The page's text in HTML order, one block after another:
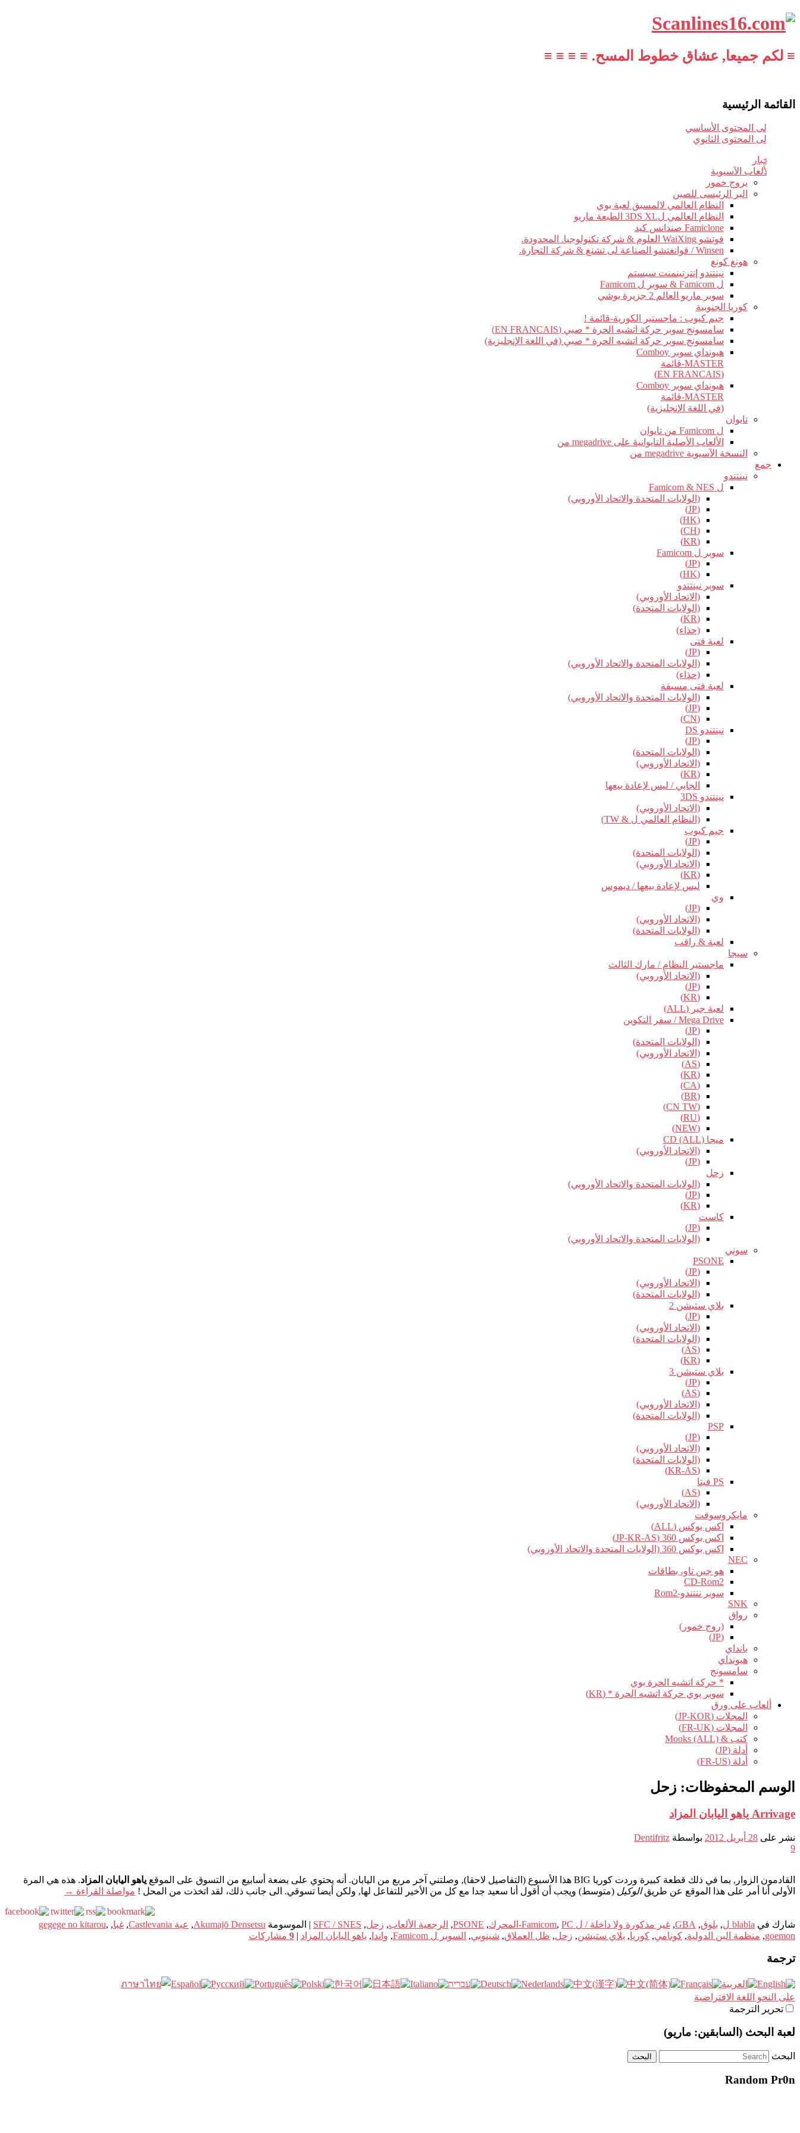
≡ لكم جميعا, عشاق خطوط المسح. ≡ ≡ ≡ ≡
القائمة الرئيسية
تخطي إلى المحتوى الأساسي
تخطي إلى المحتوى الثانوي
أخبار
الألعاب الآسيوية
يروج خمور
البر الرئيسى للصين
النظام العالمي لالمسبق لعبة بوي
النظام العالمي ل3DS XL الطبعة ماريو
Famiclone صندانس كيد
فوتشو WaiXing العلوم & شركة تكنولوجيا. المحدودة.
Winsen / قوانغتشو الصناعة لى تشنغ & شركة التجارة.
هونغ كونغ
نينتندو إنترتينمنت سيستم
ل Famicom & سوبر ل Famicom
سوبر ماريو العالم 2 جزيرة يوشي
كوريا الجنوبية
جيم كيوب : ماجستير الكورية-قائمة !
سامسونج سوبر حركة اتشيه الحرة * صبي (EN FRANCAIS)
سامسونج سوبر حركة اتشيه الحرة * صبي (في اللغة الإنجليزية)
هيونداي سوبر Comboy
MASTER-قائمة
(EN FRANCAIS)
هيونداي سوبر Comboy
MASTER-قائمة
(في اللغة الإنجليزية)
تايوان
ل Famicom من تايوان
الألعاب الأصلية التايوانية على megadrive من
النسخة الآسيوية megadrive من
جمع
نينتندو
ل Famicom & NES
(الولايات المتحدة والاتحاد الأوروبي)
(JP)
(HK)
(CH)
(KR)
سوبر ل Famicom
(JP)
(HK)
سوبر نينتندو
(الاتحاد الأوروبي)
(الولايات المتحدة)
(KR)
(حذاء)
لعبة فتى
(JP)
(الولايات المتحدة والاتحاد الأوروبي)
(حذاء)
لعبة فتى مسبقة
(الولايات المتحدة والاتحاد الأوروبي)
(JP)
(CN)
نينتندو DS
(JP)
(الولايات المتحدة)
(الاتحاد الأوروبي)
(KR)
الجابي / ليس لإعادة بيعها
نينتندو 3DS
(الاتحاد الأوروبي)
(النظام العالمي ل & TW)
جيم كيوب
(JP)
(الولايات المتحدة)
(الاتحاد الأوروبي)
(KR)
ليس لإعادة بيعها / ديموس
وي
(JP)
(الاتحاد الأوروبي)
(الولايات المتحدة)
لعبة & راقب
سيجا
ماجستير النظام / مارك الثالث
(الاتحاد الأوروبي)
(JP)
(KR)
لعبة جير (ALL)
Mega Drive / سفر التكوين
(JP)
(الولايات المتحدة)
(الاتحاد الأوروبي)
(AS)
(KR)
(CA)
(BR)
(CN TW)
(RU)
(NEW)
ميجا CD (ALL)
(الاتحاد الأوروبي)
(JP)
زحل
(الولايات المتحدة والاتحاد الأوروبي)
(JP)
(KR)
كاست
(JP)
(الولايات المتحدة والاتحاد الأوروبي)
سوني
PSONE
(JP)
(الاتحاد الأوروبي)
(الولايات المتحدة)
بلاي ستيشن 2
(JP)
(الاتحاد الأوروبي)
(الولايات المتحدة)
(AS)
(KR)
بلاي ستيشن 3
(JP)
(AS)
(الاتحاد الأوروبي)
(الولايات المتحدة)
PSP
(JP)
(الاتحاد الأوروبي)
(الولايات المتحدة)
(KR-AS)
PS فيتا
(AS)
(الاتحاد الأوروبي)
مايكروسوفت
اكس بوكس (ALL)
اكس بوكس 360 (JP-KR-AS)
اكس بوكس 360 (الولايات المتحدة والاتحاد الأوروبي)
NEC
هو جين تاو، بطاقات
CD-Rom2
سوبر ننتندو-Rom2
SNK
رواق
(روج خمور)
(JP)
بانداي
هيونداي
سامسونج
* حركة اتشيه الحرة بوي
سوبر بوي حركة اتشيه الحرة * (KR)
ألعاب على ورق
المجلات (JP-KOR)
المجلات (FR-UK)
كتب & Mooks (ALL)
أدلة (JP)
أدلة (FR-US)
الوسم المحفوظات: زحل
Arrivage ياهو اليابان المزاد
نشر على 28 أبريل 2012 بواسطة Dentifritz
9
القادمون الزوار, بما في ذلك قطعة كبيرة وردت كوريا BIG هذا الأسبوع (التفاصيل لاحقا), وصلتني آخر مربع من اليابان. أنه يحتوي على بضعة أسابيع من التسوق على الموقع ياهو اليابان المزاد. هذه هي المرة
الأولى أنا أمر على هذا الموقع عن طريقالوكيل (متوسط) ويجب أن أقول أنا سعيد جدا مع كل من الأخير للتفاعل لها, ولكن أيضا تسوقي. الى جانب ذلك، لقد اتخذت من المحل ! مواصلة القراءة →
شارك في blabla ل , بلوق,
GBA
, غير مذكورة ولا داخلة / ل Famicom , PC-المحرك ,
PSONE
, الرجعية الألعاب, زحل,
SFC / SNES
| الموسومة Akumajō Densetsu
, عبة Castlevania , غبا,
gegege no kitarou,
goemon
, منظمة البن الدولية, كونامي, كوريا, بلاي ستيشن, زحل, ظل العملاق, شينوبي, السوبر ل Famicom , واندا , ياهو اليابان المزاد |
9 مشاركات
ترجمة
على النحو اللغة الافتراضية
تحرير الترجمة
لعبة البحث (السابقين: ماريو)
البحث
Random Pr0n